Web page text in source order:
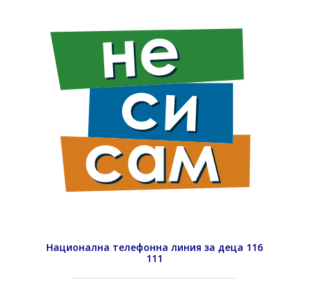
Национална телефонна линия за деца 116
111